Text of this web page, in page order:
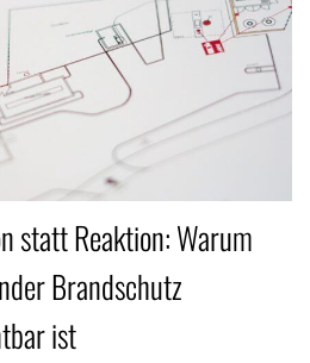
statt Reaktion: Warum
Brandschutz
ist